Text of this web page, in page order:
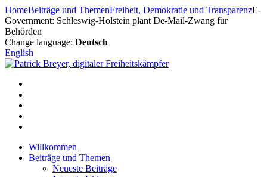
Zum
Inhalt
springen
HomeBeiträge und ThemenFreiheit, Demokratie und TransparenzE-
Government: Schleswig-Holstein plant De-Mail-Zwang für
Behörden
Change language: Deutsch
English
Willkommen
Beiträge und Themen
Neueste Beiträge